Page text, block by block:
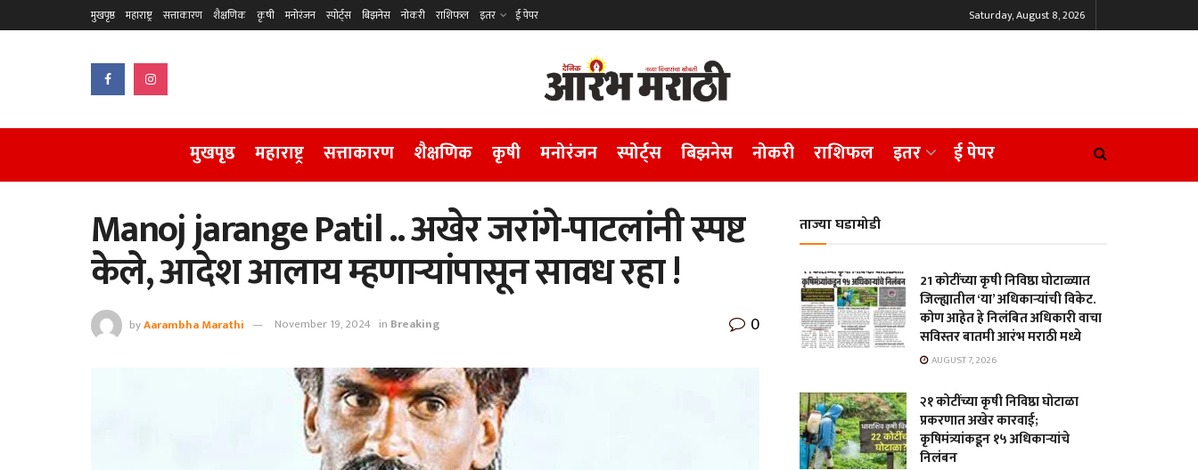
मुखपृष्ठ महाराष्ट्र सत्ताकारण शैक्षणिक कृषी मनोरंजन स्पोर्ट्स बिझनेस नोकरी राशिफल इतर ई पेपर Saturday, August 8, 2026
मुखपृष्ठ महाराष्ट्र सत्ताकारण शैक्षणिक कृषी मनोरंजन स्पोर्ट्स बिझनेस नोकरी राशिफल इतर ई पेपर
Manoj jarange Patil .. अखेर जरांगे-पाटलांनी स्पष्ट
केले, आदेश आलाय म्हणाऱ्यांपासून सावध रहा !
byAarambha Marathi November 19, 2024 in Breaking 0
ताज्या घडामोडी
21 कोटींच्या कृषी निविष्ठा घोटाळ्यात
जिल्ह्यातील ‘या’ अधिकाऱ्यांची विकेट.
कोण आहेत हे निलंबित अधिकारी वाचा
सविस्तर बातमी आरंभ मराठी मध्ये
AUGUST 7, 2026
२१ कोटींच्या कृषी निविष्ठा घोटाळा
प्रकरणात अखेर कारवाई;
कृषिमंत्र्यांकडून १५ अधिकाऱ्यांचे
निलंबन